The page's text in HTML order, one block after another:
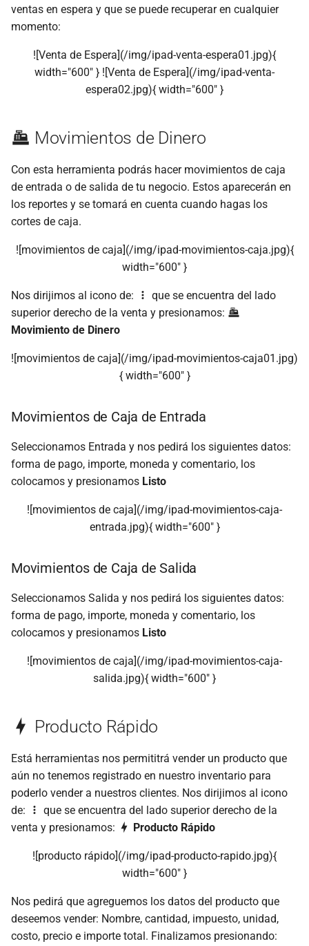
ventas en espera y que se puede recuperar en cualquier
momento:
![Venta de Espera](/img/ipad-venta-espera01.jpg){
width="600" } ![Venta de Espera](/img/ipad-venta-
espera02.jpg){ width="600" }
Movimientos de Dinero
Con esta herramienta podrás hacer movimientos de caja
de entrada o de salida de tu negocio. Estos aparecerán en
los reportes y se tomará en cuenta cuando hagas los
cortes de caja.
![movimientos de caja](/img/ipad-movimientos-caja.jpg){
width="600" }
Nos dirijimos al icono de:
que se encuentra del lado
superior derecho de la venta y presionamos:
Movimiento de Dinero
![movimientos de caja](/img/ipad-movimientos-caja01.jpg)
{ width="600" }
Movimientos de Caja de Entrada
Seleccionamos Entrada y nos pedirá los siguientes datos:
forma de pago, importe, moneda y comentario, los
colocamos y presionamos Listo
![movimientos de caja](/img/ipad-movimientos-caja-
entrada.jpg){ width="600" }
Movimientos de Caja de Salida
Seleccionamos Salida y nos pedirá los siguientes datos:
forma de pago, importe, moneda y comentario, los
colocamos y presionamos Listo
![movimientos de caja](/img/ipad-movimientos-caja-
salida.jpg){ width="600" }
Producto Rápido
Está herramientas nos permititrá vender un producto que
aún no tenemos registrado en nuestro inventario para
poderlo vender a nuestros clientes. Nos dirijimos al icono
de:
que se encuentra del lado superior derecho de la
venta y presionamos:
Producto Rápido
![producto rápido](/img/ipad-producto-rapido.jpg){
width="600" }
Nos pedirá que agreguemos los datos del producto que
deseemos vender: Nombre, cantidad, impuesto, unidad,
costo, precio e importe total. Finalizamos presionando: